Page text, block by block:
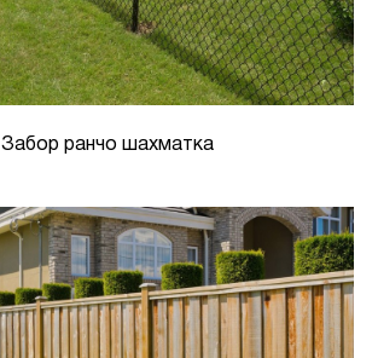
Забор ранчо шахматка